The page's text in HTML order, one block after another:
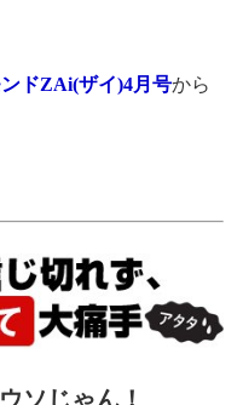
ドZAi(ザイ)4月号から
ソじゃん！